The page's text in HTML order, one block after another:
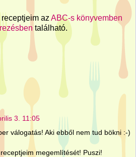
az ABC-s könyvemben
található.
3. 11:05
válogatás! Aki ebből nem tud bökni :-)
megemlítését! Puszi!